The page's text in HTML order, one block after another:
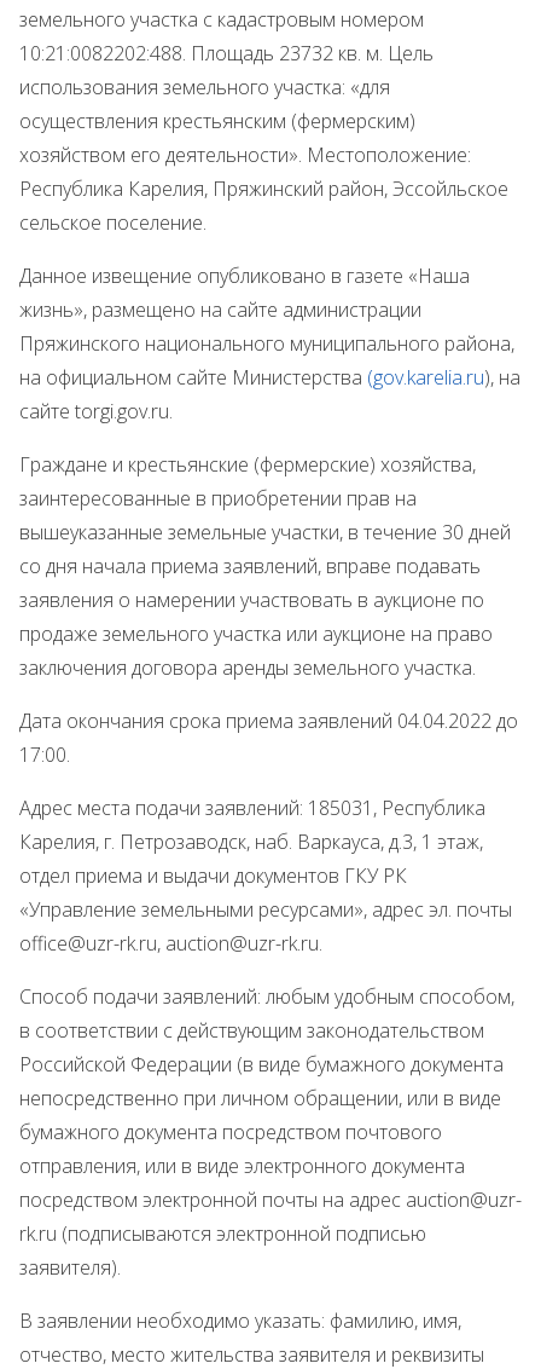
земельного участка с кадастровым номером
10:21:0082202:488. Площадь 23732 кв. м. Цель
использования земельного участка: «для
осуществления крестьянским (фермерским)
хозяйством его деятельности». Местоположение:
Республика Карелия, Пряжинский район, Эссойльское
сельское поселение.
Данное извещение опубликовано в газете «Наша
жизнь», размещено на сайте администрации
Пряжинского национального муниципального района,
на официальном сайте Министерства (gov.karelia.ru), на
сайте torgi.gov.ru.
Граждане и крестьянские (фермерские) хозяйства,
заинтересованные в приобретении прав на
вышеуказанные земельные участки, в течение 30 дней
со дня начала приема заявлений, вправе подавать
заявления о намерении участвовать в аукционе по
продаже земельного участка или аукционе на право
заключения договора аренды земельного участка.
Дата окончания срока приема заявлений 04.04.2022 до
17:00.
Адрес места подачи заявлений: 185031, Республика
Карелия, г. Петрозаводск, наб. Варкауса, д.3, 1 этаж,
отдел приема и выдачи документов ГКУ РК
«Управление земельными ресурсами», адрес эл. почты
office@uzr-rk.ru, auction@uzr-rk.ru.
Способ подачи заявлений: любым удобным способом,
в соответствии с действующим законодательством
Российской Федерации (в виде бумажного документа
непосредственно при личном обращении, или в виде
бумажного документа посредством почтового
отправления, или в виде электронного документа
посредством электронной почты на адрес auction@uzr-
rk.ru (подписываются электронной подписью
заявителя).
В заявлении необходимо указать: фамилию, имя,
отчество, место жительства заявителя и реквизиты